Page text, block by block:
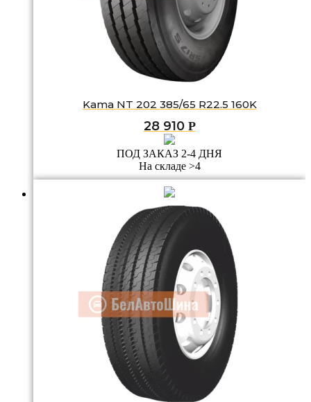
Kama NT 202 385/65 R22.5 160K
28 910 Р
ПОД ЗАКАЗ 2-4 ДНЯ
На складе >4